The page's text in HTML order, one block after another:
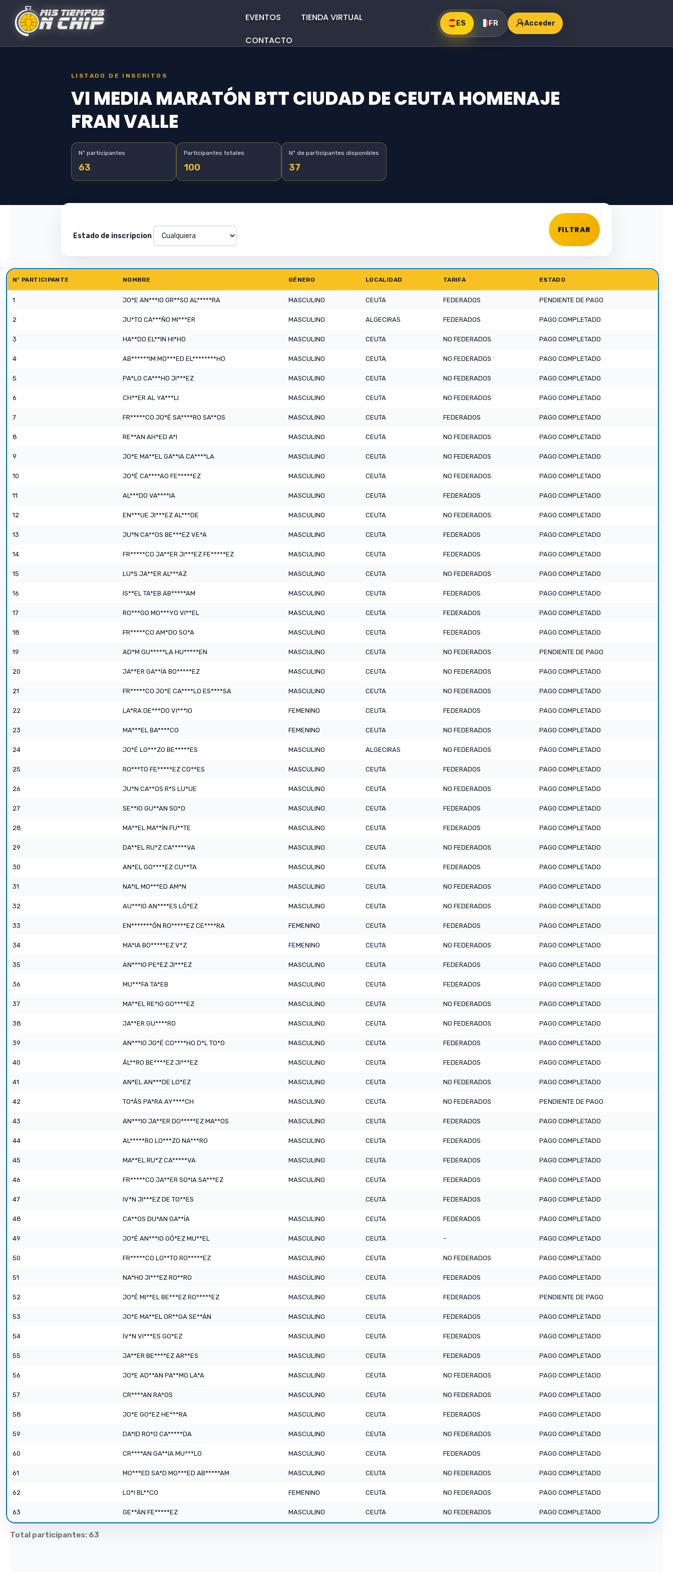
Menus
EVENTOS
TIENDA VIRTUAL
CONTACTO
ES FR Acceder
LISTADO DE INSCRITOS
VI MEDIA MARATÓN BTT CIUDAD DE CEUTA HOMENAJE
FRAN VALLE
Nº participantes
63
Participantes totales
100
Nº de participantes disponibles
37
Estado de inscripcion
Nº PARTICIPANTE NOMBRE GÉNERO LOCALIDAD TARIFA ESTADO
1 JO*E AN***IO GR**SO AL*****RA MASCULINO CEUTA FEDERADOS PENDIENTE DE PAGO
2 JU*TO CA***ÑO MI***ER MASCULINO ALGECIRAS FEDERADOS PAGO COMPLETADO
3 HA**DO EL**IN HI*HO MASCULINO CEUTA NO FEDERADOS PAGO COMPLETADO
4 AB******IM MO***ED EL********HO MASCULINO CEUTA NO FEDERADOS PAGO COMPLETADO
5 PA*LO CA***HO JI***EZ MASCULINO CEUTA NO FEDERADOS PAGO COMPLETADO
6 CH**ER AL YA***LI MASCULINO CEUTA NO FEDERADOS PAGO COMPLETADO
7 FR*****CO JO*É SA****RO SA**OS MASCULINO CEUTA FEDERADOS PAGO COMPLETADO
8 RE**AN AH*ED A*I MASCULINO CEUTA NO FEDERADOS PAGO COMPLETADO
9 JO*E MA**EL GA**IA CA****LA MASCULINO CEUTA NO FEDERADOS PAGO COMPLETADO
10 JO*É CA****AO FE*****EZ MASCULINO CEUTA NO FEDERADOS PAGO COMPLETADO
11 AL***DO VA****IA MASCULINO CEUTA FEDERADOS PAGO COMPLETADO
12 EN***UE JI***EZ AL***DE MASCULINO CEUTA NO FEDERADOS PAGO COMPLETADO
13 JU*N CA**OS BE***EZ VE*A MASCULINO CEUTA FEDERADOS PAGO COMPLETADO
14 FR*****CO JA**ER JI***EZ FE*****EZ MASCULINO CEUTA FEDERADOS PAGO COMPLETADO
15 LU*S JA**ER AL***AZ MASCULINO CEUTA NO FEDERADOS PAGO COMPLETADO
16 IS**EL TA*EB AB*****AM MASCULINO CEUTA FEDERADOS PAGO COMPLETADO
17 RO***GO MO***YO VI**EL MASCULINO CEUTA FEDERADOS PAGO COMPLETADO
18 FR*****CO AM*DO SO*A MASCULINO CEUTA FEDERADOS PAGO COMPLETADO
19 AD*M GU*****LA HU*****EN MASCULINO CEUTA NO FEDERADOS PENDIENTE DE PAGO
20 JA**ER GA**ÍA BO*****EZ MASCULINO CEUTA NO FEDERADOS PAGO COMPLETADO
21 FR*****CO JO*E CA****LO ES****SA MASCULINO CEUTA NO FEDERADOS PAGO COMPLETADO
22 LA*RA DE***DO VI***IO FEMENINO CEUTA FEDERADOS PAGO COMPLETADO
23 MA***EL BA****CO FEMENINO CEUTA NO FEDERADOS PAGO COMPLETADO
24 JO*É LO***ZO BE*****ES MASCULINO ALGECIRAS NO FEDERADOS PAGO COMPLETADO
25 RO***TO FE*****EZ CO**ES MASCULINO CEUTA FEDERADOS PAGO COMPLETADO
26 JU*N CA**OS R*S LU*UE MASCULINO CEUTA NO FEDERADOS PAGO COMPLETADO
27 SE**IO GU**AN SO*O MASCULINO CEUTA FEDERADOS PAGO COMPLETADO
28 MA**EL MA**ÍN FU**TE MASCULINO CEUTA FEDERADOS PAGO COMPLETADO
29 DA**EL RU*Z CA*****VA MASCULINO CEUTA NO FEDERADOS PAGO COMPLETADO
30 AN*EL GO****EZ CU**TA MASCULINO CEUTA FEDERADOS PAGO COMPLETADO
31 NA*IL MO***ED AM*N MASCULINO CEUTA NO FEDERADOS PAGO COMPLETADO
32 AU***IO AN****ES LÓ*EZ MASCULINO CEUTA NO FEDERADOS PAGO COMPLETADO
33 EN*******ÓN RO*****EZ CE****RA FEMENINO CEUTA FEDERADOS PAGO COMPLETADO
34 MA*IA BO*****EZ V*Z FEMENINO CEUTA NO FEDERADOS PAGO COMPLETADO
35 AN***IO PE*EZ JI***EZ MASCULINO CEUTA FEDERADOS PAGO COMPLETADO
36 MU***FA TA*EB MASCULINO CEUTA FEDERADOS PAGO COMPLETADO
37 MA**EL RE*IO GO****EZ MASCULINO CEUTA NO FEDERADOS PAGO COMPLETADO
38 JA**ER GU****RO MASCULINO CEUTA NO FEDERADOS PAGO COMPLETADO
39 AN***IO JO*É CO****HO D*L TO*O MASCULINO CEUTA FEDERADOS PAGO COMPLETADO
40 ÁL**RO BE****EZ JI***EZ MASCULINO CEUTA FEDERADOS PAGO COMPLETADO
41 AN*EL AN***DE LO*EZ MASCULINO CEUTA NO FEDERADOS PAGO COMPLETADO
42 TO*ÁS PA*RA AY****CH MASCULINO CEUTA NO FEDERADOS PENDIENTE DE PAGO
43 AN***IO JA**ER DO*****EZ MA**OS MASCULINO CEUTA FEDERADOS PAGO COMPLETADO
44 AL*****RO LO***ZO NA***RO MASCULINO CEUTA FEDERADOS PAGO COMPLETADO
45 MA**EL RU*Z CA*****VA MASCULINO CEUTA FEDERADOS PAGO COMPLETADO
46 FR*****CO JA**ER SO*IA SA***EZ MASCULINO CEUTA FEDERADOS PAGO COMPLETADO
47 IV*N JI***EZ DE TO**ES CEUTA FEDERADOS PAGO COMPLETADO
48 CA**OS DU*AN GA**ÍA MASCULINO CEUTA FEDERADOS PAGO COMPLETADO
49 JO*É AN***IO GÓ*EZ MU**EL MASCULINO CEUTA - PAGO COMPLETADO
50 FR*****CO LO**TO RO*****EZ MASCULINO CEUTA NO FEDERADOS PAGO COMPLETADO
51 NA*HO JI***EZ RO**RO MASCULINO CEUTA FEDERADOS PAGO COMPLETADO
52 JO*É MI**EL BE***EZ RO*****EZ MASCULINO CEUTA FEDERADOS PENDIENTE DE PAGO
53 JO*E MA**EL OR**GA SE**ÁN MASCULINO CEUTA FEDERADOS PAGO COMPLETADO
54 IV*N VI***ES GO*EZ MASCULINO CEUTA FEDERADOS PAGO COMPLETADO
55 JA**ER BE****EZ AR**ES MASCULINO CEUTA FEDERADOS PAGO COMPLETADO
56 JO*E AD**AN PA**MO LA*A MASCULINO CEUTA NO FEDERADOS PAGO COMPLETADO
57 CR****AN RA*OS MASCULINO CEUTA NO FEDERADOS PAGO COMPLETADO
58 JO*E GO*EZ HE***RA MASCULINO CEUTA FEDERADOS PAGO COMPLETADO
59 DA*ID RO*O CA*****DA MASCULINO CEUTA NO FEDERADOS PAGO COMPLETADO
60 CR****AN GA**IA MU***LO MASCULINO CEUTA FEDERADOS PAGO COMPLETADO
61 MO***ED SA*D MO***ED AB*****AM MASCULINO CEUTA NO FEDERADOS PAGO COMPLETADO
62 LO*I BL**CO FEMENINO CEUTA NO FEDERADOS PAGO COMPLETADO
63 GE**ÁN FE*****EZ MASCULINO CEUTA NO FEDERADOS PAGO COMPLETADO
Total participantes: 63